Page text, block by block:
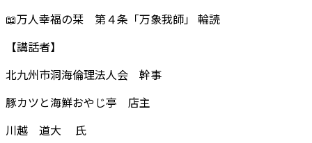
📖万人幸福の栞 第４条「万象我師」 輪読
【講話者】
北九州市洞海倫理法人会 幹事
豚カツと海鮮おやじ亭 店主
川越 道大 氏